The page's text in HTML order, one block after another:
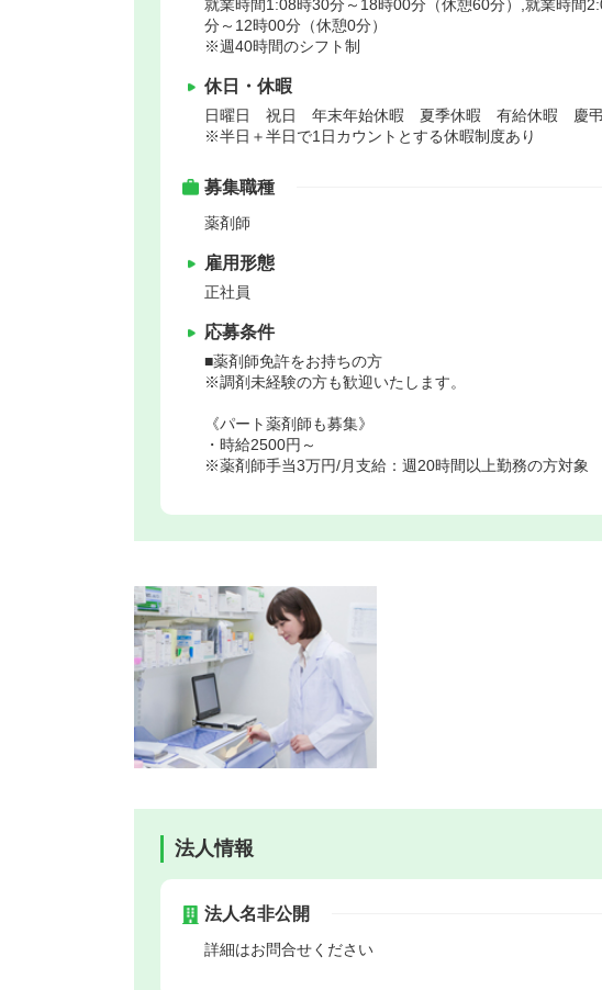
就業時間1:08時30分～18時00分（休憩60分）,就業時間
分～12時00分（休憩0分）
※週40時間のシフト制
休日・休暇
日曜日 祝日 年末年始休暇 夏季休暇 有給休暇 慶
※半日＋半日で1日カウントとする休暇制度あり
募集職種
薬剤師
雇用形態
正社員
応募条件
■薬剤師免許をお持ちの方
※調剤未経験の方も歓迎いたします。
《パート薬剤師も募集》
・時給2500円～
※薬剤師手当3万円/月支給：週20時間以上勤務の方対象
法人情報
法人名非公開
詳細はお問合せください